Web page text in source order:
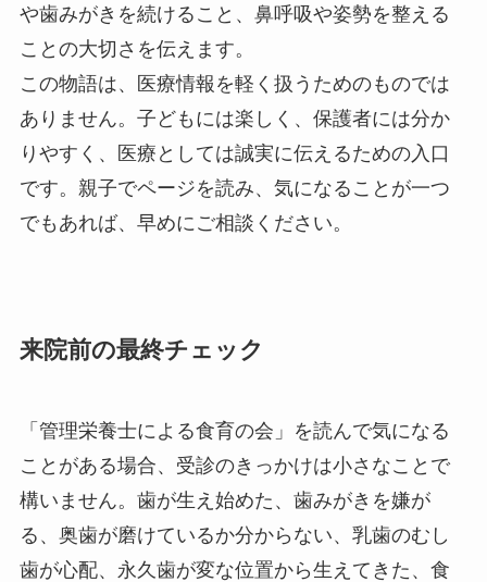
や歯みがきを続けること、鼻呼吸や姿勢を整える
ことの大切さを伝えます。
この物語は、医療情報を軽く扱うためのものでは
ありません。子どもには楽しく、保護者には分か
りやすく、医療としては誠実に伝えるための入口
です。親子でページを読み、気になることが一つ
でもあれば、早めにご相談ください。
来院前の最終チェック
「管理栄養士による食育の会」を読んで気になる
ことがある場合、受診のきっかけは小さなことで
構いません。歯が生え始めた、歯みがきを嫌が
る、奥歯が磨けているか分からない、乳歯のむし
歯が心配、永久歯が変な位置から生えてきた、食